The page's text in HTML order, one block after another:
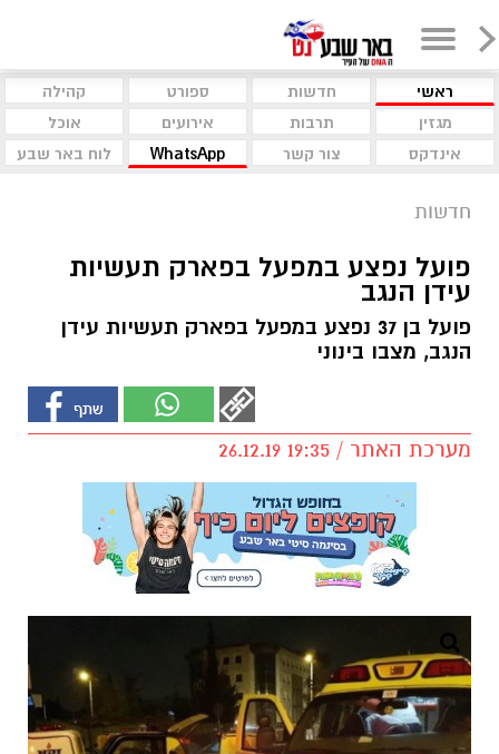
ראשי חדשות ספורט
קהילה
מגזין
תרבות אירועים
אוכל
אינדקס
צור קשר WhatsApp לוח באר שבע
חדשות
פועל נפצע במפעל בפארק תעשיות
עידן הנגב
פועל בן 37 נפצע במפעל בפארק תעשיות עידן
הנגב, מצבו בינוני
מערכת האתר / 19:35 26.12.19